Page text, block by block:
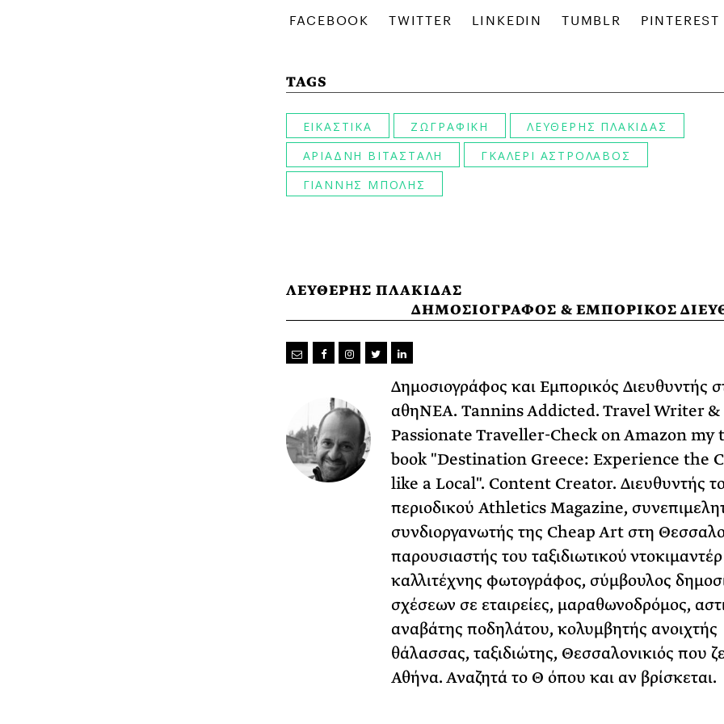
TAGS
ΕΙΚΑΣΤΙΚΑ ΖΩΓΡΑΦΙΚΗ
ΛΕΥΘΕΡΗΣ ΠΛΑΚΙΔΑΣ
ΑΡΙΑΔΝΗ ΒΙΤΑΣΤΑΛΗ
ΓΚΑΛΕΡΙ ΑΣΤΡΟΛΑΒΟΣ
ΓΙΑΝΝΗΣ ΜΠΟΛΗΣ
ΛΕΥΘΕΡΗΣ ΠΛΑΚΙΔΑΣ
ΔΗΜΟΣΙΟΓΡΑΦΟΣ & ΕΜΠΟΡΙΚΟΣ
Δημοσιογράφος και Εμπορικός Διευθυντής
αθηΝΕΑ. Tannins Addicted. Travel Writer &
Passionate Traveller-Check on Amazon my
book "Destination Greece: Experience the
like a Local". Content Creator. Διευθυντής
περιοδικού Athletics Magazine,
συνδιοργανωτής της Cheap Art στη
παρουσιαστής του ταξιδιωτικού
καλλιτέχνης φωτογράφος, σύμβουλος
σχέσεων σε εταιρείες, μαραθωνοδρόμος,
αναβάτης ποδηλάτου, κολυμβητής ανοιχτής
θάλασσας, ταξιδιώτης, Θεσσαλονικιός που
Αθήνα. Αναζητά το Θ όπου και αν βρίσκεται.